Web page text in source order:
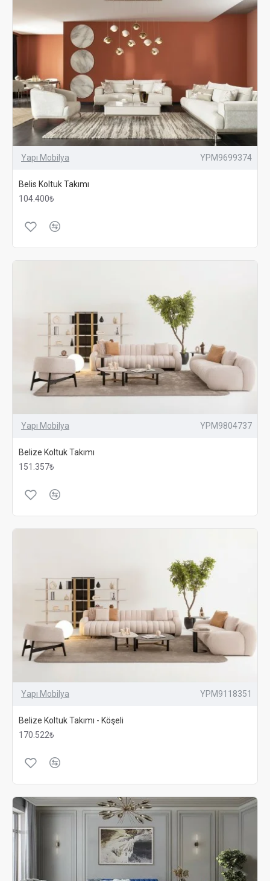
Yapı Mobilya YPM9699374
Belis Koltuk Takımı
104.400₺
Yapı Mobilya YPM9804737
Belize Koltuk Takımı
151.357₺
Yapı Mobilya YPM9118351
Belize Koltuk Takımı - Köşeli
170.522₺